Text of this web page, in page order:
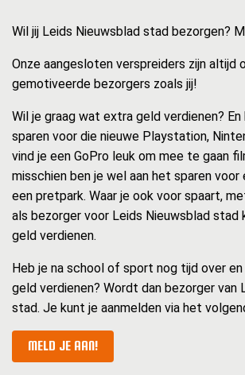
Wil jij Leids Nieuwsblad stad bezorgen?
Onze aangesloten verspreiders zijn altijd
gemotiveerde bezorgers zoals jij!
Wil je graag wat extra geld verdienen? En
sparen voor die nieuwe Playstation,
vind je een GoPro leuk om mee te gaan
misschien ben je wel aan het sparen voor
een pretpark. Waar je ook voor spaart,
als bezorger voor Leids Nieuwsblad stad
geld verdienen.
Heb je na school of sport nog tijd over
geld verdienen? Wordt dan bezorger van
stad. Je kunt je aanmelden via het
MELD JE AAN!